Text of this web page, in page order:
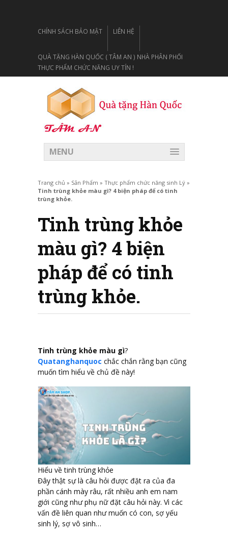
CHÍNH SÁCH BẢO MẬT LIÊN HỆ
QUÀ TẶNG HÀN QUỐC ( TÂM AN ) NHÀ PHÂN PHỐI
THỰC PHẨM CHỨC NĂNG UY TÍN !
MENU
Trang chủ » Sản Phẩm » Thực phẩm chức năng sinh Lý »
Tinh trùng khỏe màu gì? 4 biện pháp để có tinh
trùng khỏe.
Tinh trùng khỏe
màu gì? 4 biện
pháp để có tinh
trùng khỏe.
Tinh trùng khỏe màu gì?
Quatanghanquoc chắc chắn rằng bạn cũng
muốn tìm hiểu về chủ đề này!
Hiểu về tinh trùng khỏe
Đây thật sự là câu hỏi được đặt ra của đa
phần cánh mày râu, rất nhiều anh em nam
giới cũng như phụ nữ đặt câu hỏi này. Vì các
vấn đề liên quan như muốn có con, sợ yếu
sinh lý, sợ vô sinh…